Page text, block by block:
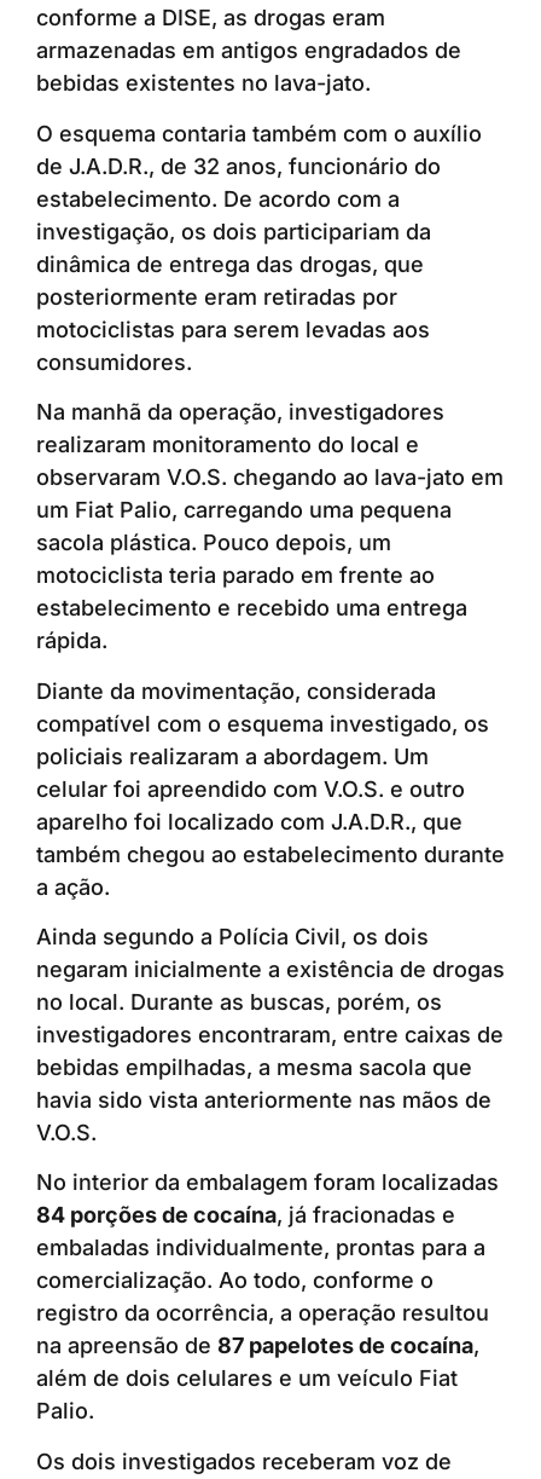
conforme a DISE, as drogas eram
armazenadas em antigos engradados de
bebidas existentes no lava-jato.
O esquema contaria também com o auxílio
de J.A.D.R., de 32 anos, funcionário do
estabelecimento. De acordo com a
investigação, os dois participariam da
dinâmica de entrega das drogas, que
posteriormente eram retiradas por
motociclistas para serem levadas aos
consumidores.
Na manhã da operação, investigadores
realizaram monitoramento do local e
observaram V.O.S. chegando ao lava-jato em
um Fiat Palio, carregando uma pequena
sacola plástica. Pouco depois, um
motociclista teria parado em frente ao
estabelecimento e recebido uma entrega
rápida.
Diante da movimentação, considerada
compatível com o esquema investigado, os
policiais realizaram a abordagem. Um
celular foi apreendido com V.O.S. e outro
aparelho foi localizado com J.A.D.R., que
também chegou ao estabelecimento durante
a ação.
Ainda segundo a Polícia Civil, os dois
negaram inicialmente a existência de drogas
no local. Durante as buscas, porém, os
investigadores encontraram, entre caixas de
bebidas empilhadas, a mesma sacola que
havia sido vista anteriormente nas mãos de
V.O.S.
No interior da embalagem foram localizadas
84 porções de cocaína, já fracionadas e
embaladas individualmente, prontas para a
comercialização. Ao todo, conforme o
registro da ocorrência, a operação resultou
na apreensão de 87 papelotes de cocaína,
além de dois celulares e um veículo Fiat
Palio.
Os dois investigados receberam voz de